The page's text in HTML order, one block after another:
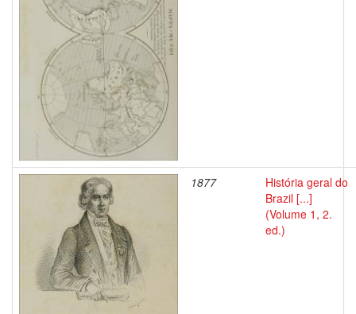
1877
História geral do
Brazil [...]
(Volume 1, 2.
ed.)